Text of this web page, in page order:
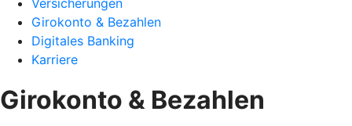
Versicherungen
Girokonto & Bezahlen
Digitales Banking
Karriere
Girokonto & Bezahlen